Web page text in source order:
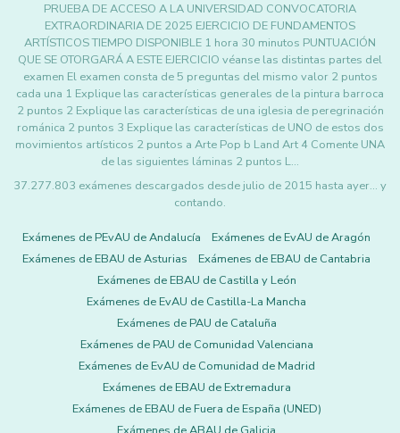
PRUEBA DE ACCESO A LA UNIVERSIDAD CONVOCATORIA
EXTRAORDINARIA DE 2025 EJERCICIO DE FUNDAMENTOS
ARTÍSTICOS TIEMPO DISPONIBLE 1 hora 30 minutos PUNTUACIÓN
QUE SE OTORGARÁ A ESTE EJERCICIO véanse las distintas partes del
examen El examen consta de 5 preguntas del mismo valor 2 puntos
cada una 1 Explique las características generales de la pintura barroca
2 puntos 2 Explique las características de una iglesia de peregrinación
románica 2 puntos 3 Explique las características de UNO de estos dos
movimientos artísticos 2 puntos a Arte Pop b Land Art 4 Comente UNA
de las siguientes láminas 2 puntos L…
37.277.803 exámenes descargados desde julio de 2015 hasta ayer... y
contando.
Exámenes de PEvAU de Andalucía
Exámenes de EvAU de Aragón
Exámenes de EBAU de Asturias
Exámenes de EBAU de Cantabria
Exámenes de EBAU de Castilla y León
Exámenes de EvAU de Castilla-La Mancha
Exámenes de PAU de Cataluña
Exámenes de PAU de Comunidad Valenciana
Exámenes de EvAU de Comunidad de Madrid
Exámenes de EBAU de Extremadura
Exámenes de EBAU de Fuera de España (UNED)